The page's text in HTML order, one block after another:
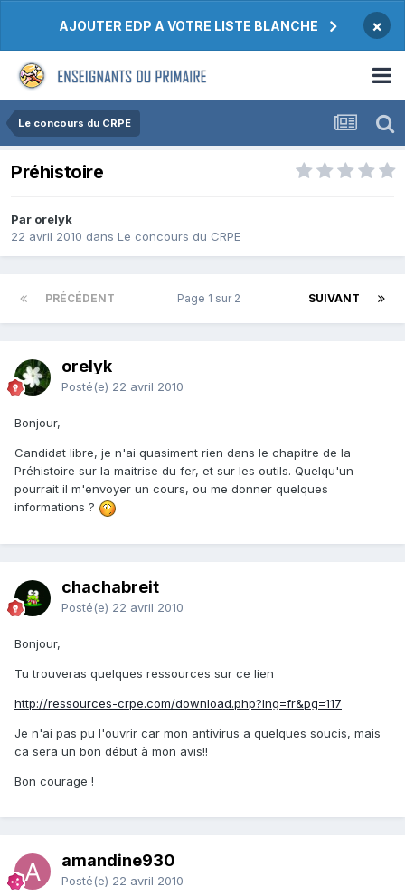
AJOUTER EDP A VOTRE LISTE BLANCHE ×
Le concours du CRPE
Préhistoire
Par orelyk
22 avril 2010 dans Le concours du CRPE
PRÉCÉDENT SUIVANT
Page 1 sur 2
orelyk
Posté(e) 22 avril 2010
Bonjour,
Candidat libre, je n'ai quasiment rien dans le chapitre de la
Préhistoire sur la maitrise du fer, et sur les outils. Quelqu'un
pourrait il m'envoyer un cours, ou me donner quelques
informations ?
chachabreit
Posté(e) 22 avril 2010
Bonjour,
Tu trouveras quelques ressources sur ce lien
http://ressources-crpe.com/download.php?lng=fr&pg=117
Je n'ai pas pu l'ouvrir car mon antivirus a quelques soucis, mais
ca sera un bon début à mon avis!!
Bon courage !
amandine930
Posté(e) 22 avril 2010